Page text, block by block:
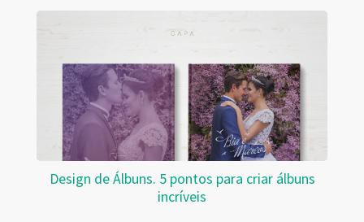
Design de Álbuns. 5 pontos para criar álbuns
incríveis